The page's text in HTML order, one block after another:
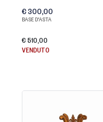
€ 300,00
BASE D'ASTA
€ 510,00
VENDUTO